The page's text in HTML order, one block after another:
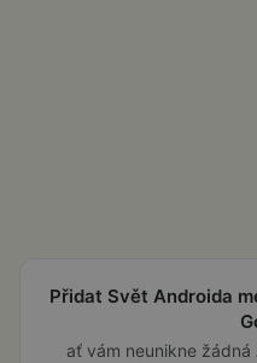
Přidat Svět Androida
ať vám neunikne